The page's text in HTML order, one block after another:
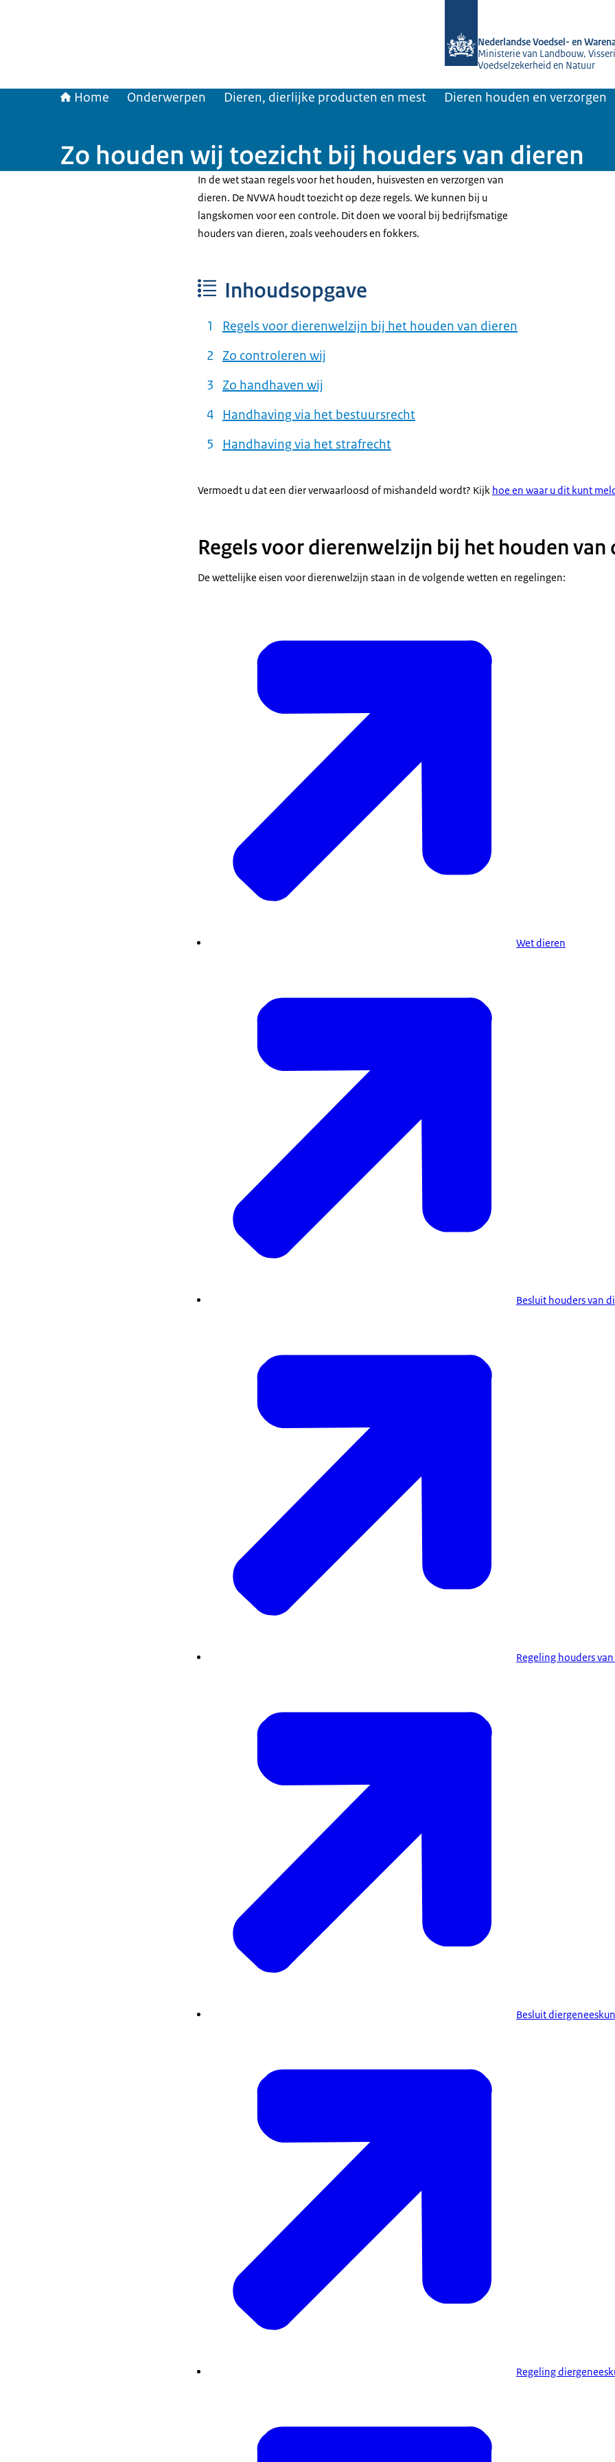
Nederlandse Voedsel- en
Ministerie van Landbouw,
Voedselzekerheid en Natuur
Home Onderwerpen Dieren, dierlijke producten en mest Dieren houden en verzorgen
Zo houden wij toezicht bij houders van dieren
In de wet staan regels voor het houden, huisvesten en verzorgen van
dieren. De NVWA houdt toezicht op deze regels. We kunnen bij u
langskomen voor een controle. Dit doen we vooral bij bedrijfsmatige
houders van dieren, zoals veehouders en fokkers.
Inhoudsopgave
Regels voor dierenwelzijn bij het houden van dieren
Zo controleren wij
Zo handhaven wij
Handhaving via het bestuursrecht
Handhaving via het strafrecht
Vermoedt u dat een dier verwaarloosd of mishandeld wordt? Kijk hoe en waar u dit kunt
Regels voor dierenwelzijn bij het houden van
De wettelijke eisen voor dierenwelzijn staan in de volgende wetten en regelingen:
Wet dieren
Besluit houders van
Regeling houders
Besluit
Regeling